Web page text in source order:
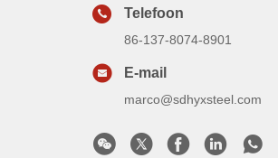
Telefoon
86-137-8074-8901
E-mail
marco@sdhyxsteel.com